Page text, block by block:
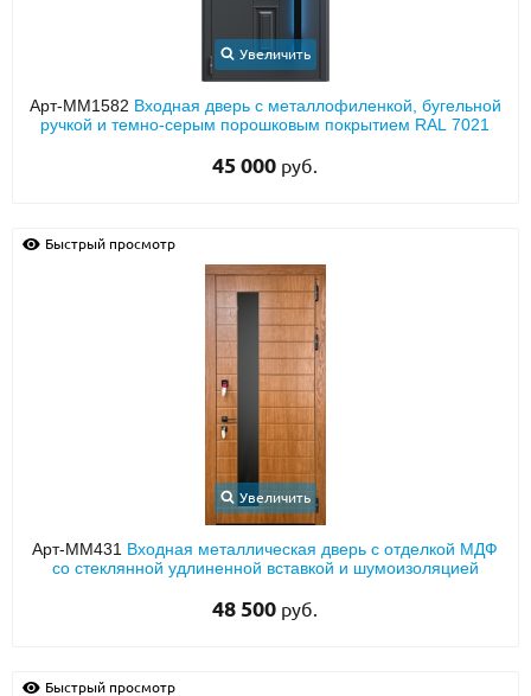
Металлические двери от производителя с доставкой и установкой в
Москве и МО
+7 (495) 411-44-41
INFO@META-M.RU
ЗАПРОСИТЬ РАСЧЕТ
Распродажа
Увеличить
Арт-ММ1582 Входная дверь с металлофиленкой, бугельной
ручкой и темно-серым порошковым покрытием RAL 7021
45 000 руб.
Быстрый просмотр
Увеличить
Арт-ММ431 Входная металлическая дверь с отделкой МДФ
со стеклянной удлиненной вставкой и шумоизоляцией
48 500 руб.
Быстрый просмотр